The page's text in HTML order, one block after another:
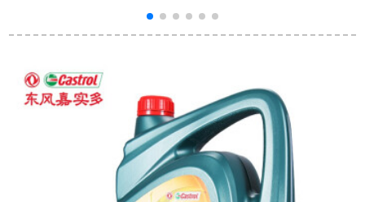
XRDジェイド思域兄
原油4 L低粘度1.5直
喷エン専用
W-40 A 3 1 L自動車
用品
AFE 0 W-30 1 Qt 946